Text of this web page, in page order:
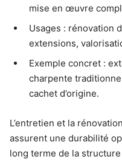
mise en œuvre
Usages : rénovation
extensions,
Exemple concret :
charpente
cachet d’origine.
L’entretien et la
assurent une durabilité
long terme de la